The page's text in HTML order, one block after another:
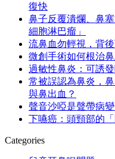
復快
鼻子反覆潰爛、鼻
細胞淋巴瘤」
流鼻血勿輕視，背
微創手術如何根治鼻
過敏性鼻炎：可誘
常被誤認為鼻炎，
與鼻出血？
聲音沙啞是聲帶病
下嚥癌：頭頸部的「
Categories